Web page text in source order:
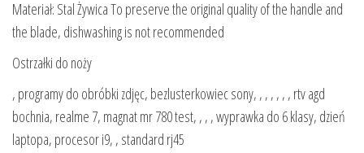
Materiał: Stal Żywica To preserve the original quality of the handle and
the blade, dishwashing is not recommended
Ostrzałki do noży
, programy do obróbki zdjęc, bezlusterkowiec sony, , , , , , , rtv agd
bochnia, realme 7, magnat mr 780 test, , , , wyprawka do 6 klasy, dzień
laptopa, procesor i9, , standard rj45